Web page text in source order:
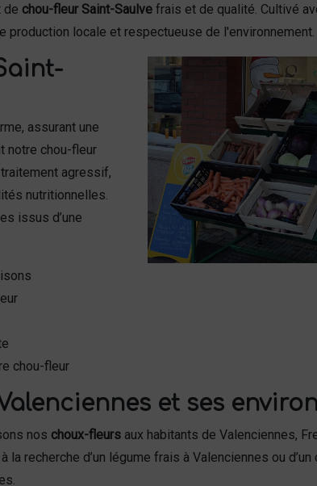
de chou-fleur Saint-Saulve frais et de qualité. Cultivé
production locale et respectueuse de l'environnement.
assurant une
notre chou-fleur
agressif,
nutritionnelles.
issus d’une
chou-fleur
et ses
nos choux-fleurs aux habitants de Valenciennes,
recherche d’un légume frais à Valenciennes ou